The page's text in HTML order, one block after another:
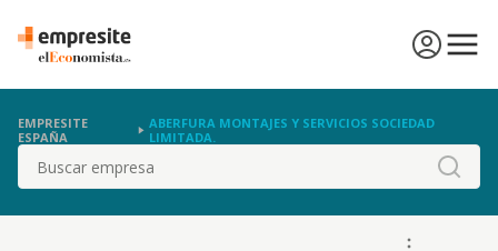
EMPRESITE
ESPAÑA
ABERFURA MONTAJES Y SERVICIOS SOCIEDAD
LIMITADA.
Buscar